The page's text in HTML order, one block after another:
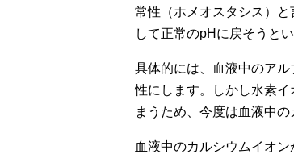
常性（ホメオスタシス）
して正常のpHに戻そうと
具体的には、血液中のア
性にします。しかし水素
まうため、今度は血液中
血液中のカルシウムイオ